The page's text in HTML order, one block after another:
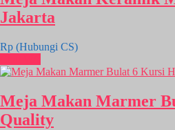
Jakarta
Rp (Hubungi CS)
Meja Makan Marmer
Quality